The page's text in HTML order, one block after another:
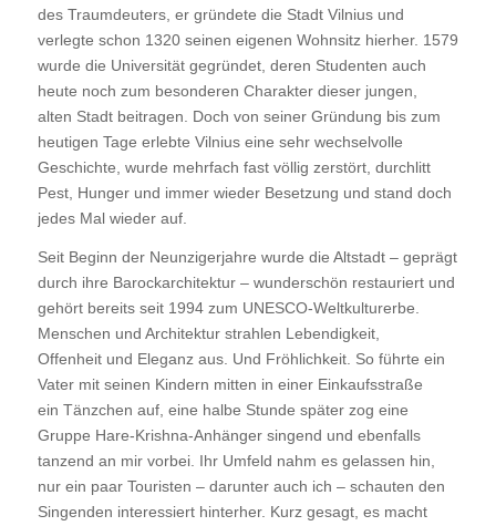
des Traumdeuters, er gründete die Stadt Vilnius und
verlegte schon 1320 seinen eigenen Wohnsitz hierher. 1579
wurde die Universität gegründet, deren Studenten auch
heute noch zum besonderen Charakter dieser jungen,
alten Stadt beitragen. Doch von seiner Gründung bis zum
heutigen Tage erlebte Vilnius eine sehr wechselvolle
Geschichte, wurde mehrfach fast völlig zerstört, durchlitt
Pest, Hunger und immer wieder Besetzung und stand doch
jedes Mal wieder auf.
Seit Beginn der Neunzigerjahre wurde die Altstadt – geprägt
durch ihre Barockarchitektur – wunderschön restauriert und
gehört bereits seit 1994 zum UNESCO-Weltkulturerbe.
Menschen und Architektur strahlen Lebendigkeit,
Offenheit und Eleganz aus. Und Fröhlichkeit. So führte ein
Vater mit seinen Kindern mitten in einer Einkaufsstraße
ein Tänzchen auf, eine halbe Stunde später zog eine
Gruppe Hare-Krishna-Anhänger singend und ebenfalls
tanzend an mir vorbei. Ihr Umfeld nahm es gelassen hin,
nur ein paar Touristen – darunter auch ich – schauten den
Singenden interessiert hinterher. Kurz gesagt, es macht